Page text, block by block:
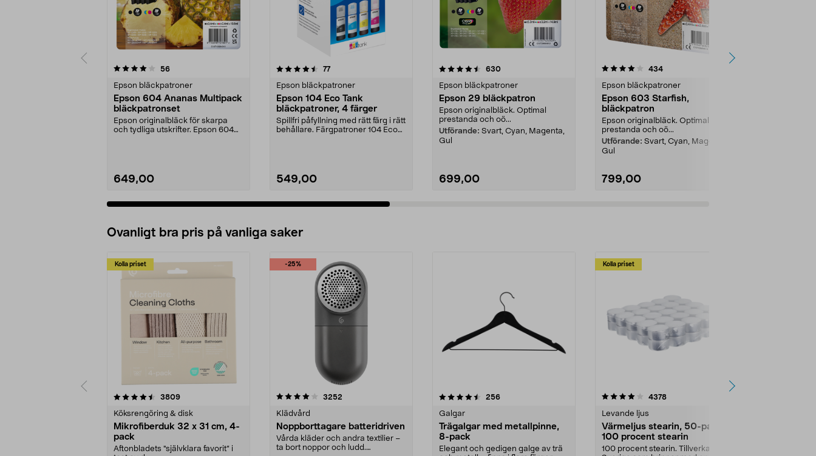
56recensioner
Epson bläckpatroner
Epson 604 Ananas Multipack
bläckpatronset
Epson originalbläck för skarpa
och tydliga utskrifter. Epson 604
649,00
4.5 av 5 stjärnor 77recensioner
Epson bläckpatroner
Epson 104 Eco Tank
bläckpatroner, 4 färger
Spillfri påfyllning med rätt färg i rätt
behållare. Färgpatroner 104 Eco
549,00
4.5 av 5 stjärnor 630recensioner
Epson bläckpatroner
Epson 29 bläckpatron
Epson originalbläck. Optimal
prestanda och oö...
Utförande: Svart, Cyan, Magenta,
Gul
699,00
4.0 av 5 stjärnor 434recensioner
Epson bläckpatroner
Epson 603 Starfish,
bläckpatron
Epson originalbläck. Optimal
prestanda och oö...
Utförande: Svart, Cyan, Magenta,
Gul
799,00
4.5 av 5 stjärnor
Ovanligt bra pris på vanliga saker
Kolla priset
3809recensioner
Köksrengöring & disk
Mikrofiberduk 32 x 31 cm, 4-
pack
Aftonbladets "självklara favorit” i
-25%
4.0av 5 stjärnor 3252
Klädvård
Noppborttagare batteridriven
Vårda kläder och andra textilier –
ta bort noppor och ludd.
4.5av 5 stjärnor 256recensioner
Galgar
Trägalgar med metallpinne,
8-pack
Elegant och gedigen galge av trä
Kolla priset
4.0av 5 stjärnor 4378recensioner
Levande ljus
Värmeljus stearin, 50-pack,
100 procent stearin
100 procent stearin. Tillverkade i
4.5av 5 stjärnor